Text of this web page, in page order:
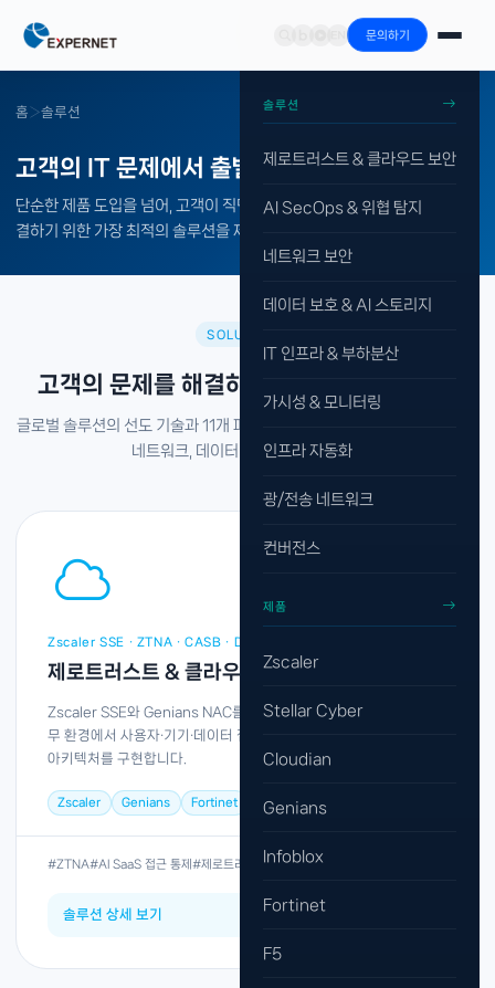
문의하기
솔루션
제로트러스트 & 클라우드 보안
AI SecOps & 위협 탐지
네트워크 보안
데이터 보호 & AI 스토리지
IT 인프라 & 부하분산
가시성 & 모니터링
인프라 자동화
광/전송 네트워크
컨버전스
제품
Zscaler
Stellar Cyber
Cloudian
Genians
Infoblox
Fortinet
F5
홈 ›솔루션
고객의 IT 문제에서 출발하는 맞춤형 솔루션
단순한 제품 도입을 넘어, 고객이 직면한 문제를 명확히 파악하고 이를 해
결하기 위한 가장 최적의 솔루션을 제시합니다.
SOLUTIONS
고객의 문제를 해결하는
글로벌 솔루션의 선도 기술과 11개 파트너의 전문성을 결합해 고객의 보안,
네트워크, 데이터 과제를 해결합니다.
Zscaler SSE · ZTNA · CASB · DLP · NAC
제로트러스트 & 클라우드 보안
Zscaler SSE와 Genians NAC를 조합해 VPN 없이 AI·SaaS·원격근
무 환경에서 사용자·기기·데이터 접근을 지속 검증하는 제로트러스트
아키텍처를 구현합니다.
Zscaler Genians Fortinet
#ZTNA#AI SaaS 접근 통제 #제로트러스트 전환
솔루션 상세 보기